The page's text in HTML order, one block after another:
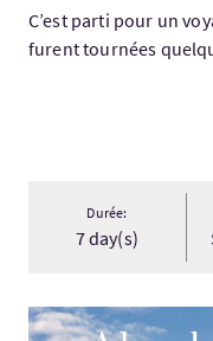
C’est parti pour un
furent tournées
Durée:
7 day(s)
Visitez:East Highland